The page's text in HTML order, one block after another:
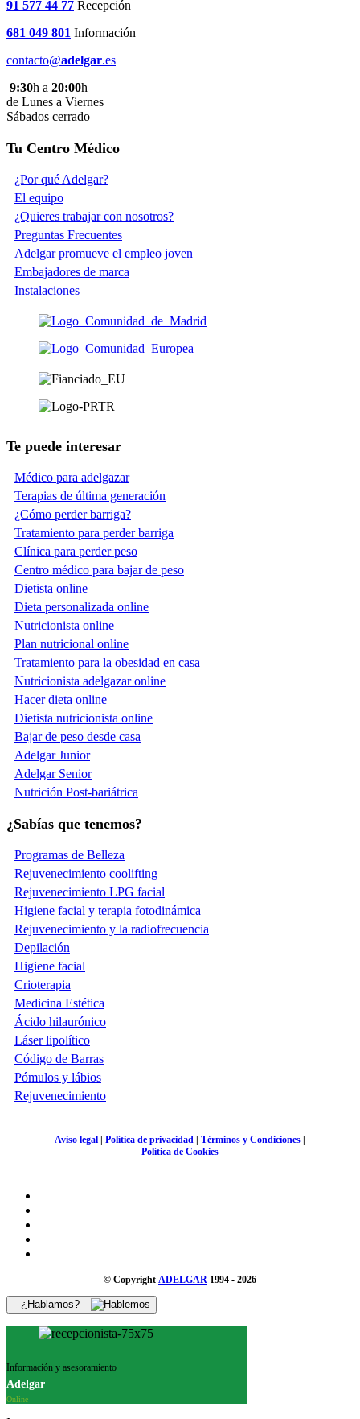
91 577 44 77 Recepción
681 049 801 Información
contacto@adelgar.es
9:30h a 20:00h
de Lunes a Viernes
Sábados cerrado
Tu Centro Médico
¿Por qué Adelgar?
El equipo
¿Quieres trabajar con nosotros?
Preguntas Frecuentes
Adelgar promueve el empleo joven
Embajadores de marca
Instalaciones
Te puede interesar
Médico para adelgazar
Terapias de última generación
¿Cómo perder barriga?
Tratamiento para perder barriga
Clínica para perder peso
Centro médico para bajar de peso
Dietista online
Dieta personalizada online
Nutricionista online
Plan nutricional online
Tratamiento para la obesidad en casa
Nutricionista adelgazar online
Hacer dieta online
Dietista nutricionista online
Bajar de peso desde casa
Adelgar Junior
Adelgar Senior
Nutrición Post-bariátrica
¿Sabías que tenemos?
Programas de Belleza
Rejuvenecimiento coolifting
Rejuvenecimiento LPG facial
Higiene facial y terapia fotodinámica
Rejuvenecimiento y la radiofrecuencia
Depilación
Higiene facial
Crioterapia
Medicina Estética
Ácido hilaurónico
Láser lipolítico
Código de Barras
Pómulos y lábios
Rejuvenecimiento
Aviso legal | Política de privacidad | Términos y Condiciones |
Política de Cookies
© Copyright ADELGAR 1994 - 2026
¿Hablamos?
Información y asesoramiento
Adelgar
Online